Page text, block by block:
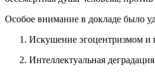
Особое внимание в докладе было
Искушение эгоцентризмом и
Интеллектуальная